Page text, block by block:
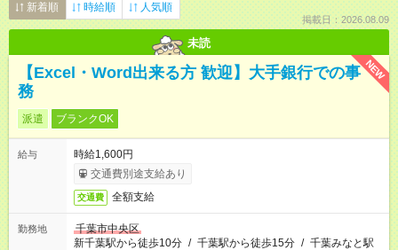
新着順 時給順 人気順
掲載日：2026.08.09
未読
NEW
【Excel・Word出来る方 歓迎】大手銀行での事
務
派遣 ブランクOK
給与
時給1,600円
交通費別途支給あり
交通費 全額支給
勤務地
千葉市中央区
新千葉駅から徒歩10分 / 千葉駅から徒歩15分 / 千葉みなと駅